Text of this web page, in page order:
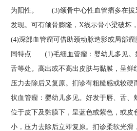
为阳性。 (3)颌骨中心性血管瘤多在拔
发现。可有颌骨膨隆，X线示骨小梁破
(4)深部血管瘤可借助颈动脉造影或局
同特点 (1)毛细血管瘤：婴幼儿多见。
舌等处。高出或不高出皮肤与黏膜，呈鲜
压力去除后又复原。扪诊有粗糙感或较
状血管瘤：婴幼儿多见。好发于唇、舌、
位于皮下及黏膜下，呈蓝色或紫色，或皮
小，压力去除后立即复原。扪诊柔软光滑